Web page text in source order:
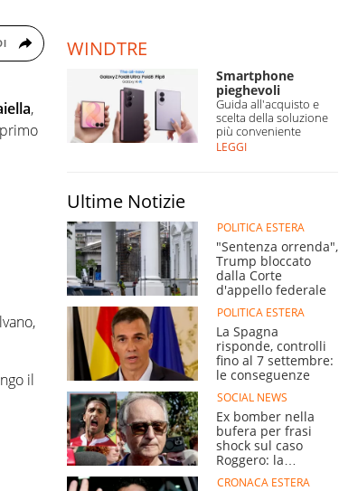
,
il
WINDTRE
Smartphone
pieghevoli
Guida all'acquisto e
scelta della soluzione
più conveniente
LEGGI
Ultime Notizie
POLITICA ESTERA
"Sentenza orrenda",
Trump bloccato
dalla Corte
d'appello federale
POLITICA ESTERA
La Spagna
risponde, controlli
fino al 7 settembre:
le conseguenze
SOCIAL NEWS
Ex bomber nella
bufera per frasi
shock sul caso
Roggero: la
polemica
CRONACA ESTERA